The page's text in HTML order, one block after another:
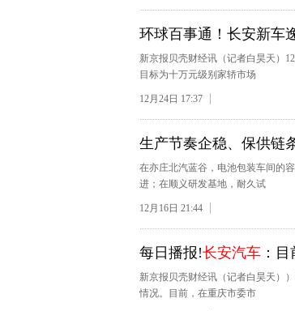
环球百事通！长安新车
新京报贝壳财经讯（记者白昊天）
目标为十万元级别家轿市场
12月24日 17:37
生产节奏企稳、保供链
在亦庄北汽蓝谷，电池包装车间的
进；在顺义研发基地，耐久试
12月16日 21:44
每日播报!长安汽车 ：
新京报贝壳财经讯（记者白昊天））
情况。目前，在重庆市委市